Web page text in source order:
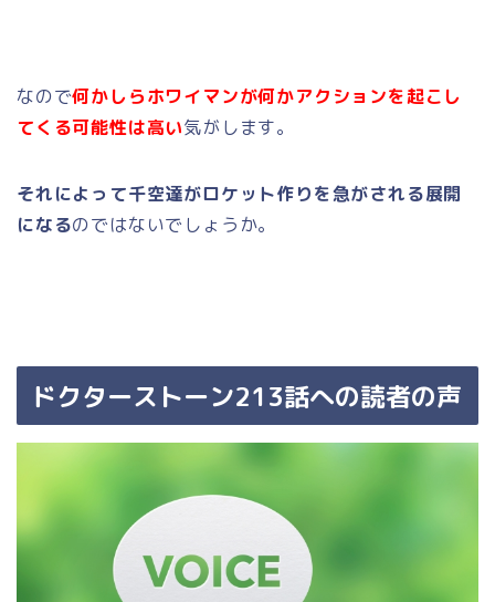
なので何かしらホワイマンが何かアクションを起こし
てくる可能性は高い気がします。
それによって千空達がロケット作りを急がされる展開
になるのではないでしょうか。
ドクターストーン213話への読者の声